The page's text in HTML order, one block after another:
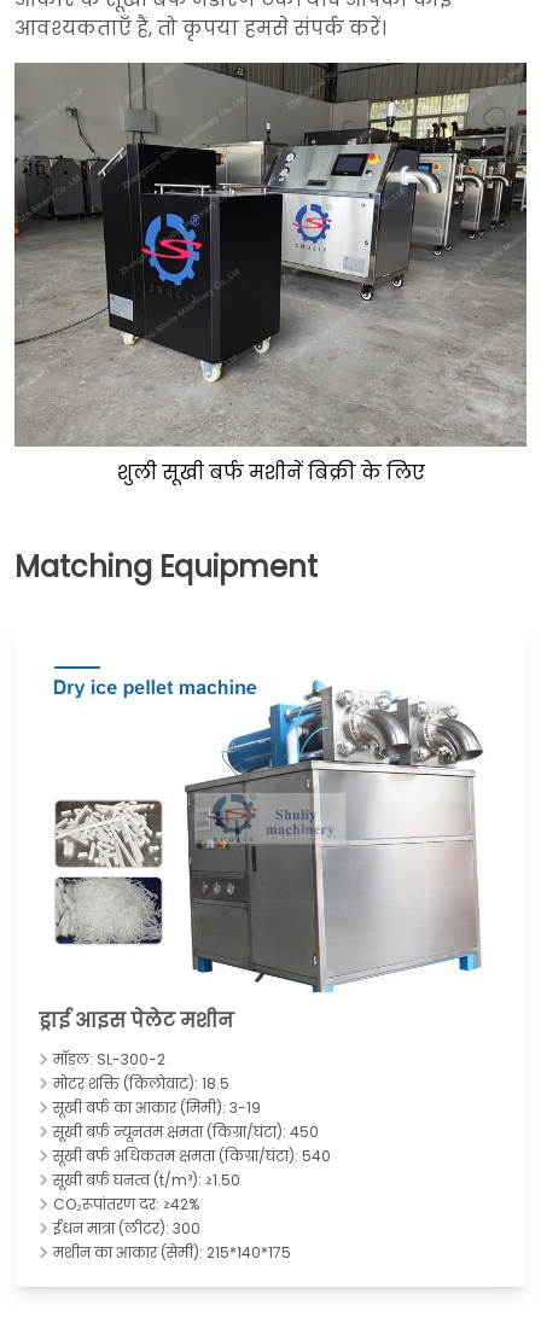
आवश्यकताएँ हैं, तो कृपया हमसे संपर्क करें।
शुली सूखी बर्फ मशीनें बिक्री के लिए
ड्राई आइस पेलेट मशीन
मॉडल: SL-300-2
मोटर शक्ति (किलोवाट): 18.5
सूखी बर्फ का आकार (मिमी): 3-19
सूखी बर्फ न्यूनतम क्षमता (किग्रा/घंटा): 450
सूखी बर्फ अधिकतम क्षमता (किग्रा/घंटा): 540
सूखी बर्फ घनत्व (t/m³): ≥1.50
CO₂रूपांतरण दर: ≥42%
ईंधन मात्रा (लीटर): 300
मशीन का आकार (सेमी): 215*140*175